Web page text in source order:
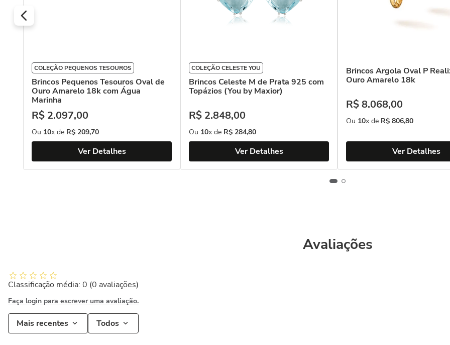
COLEÇÃO PEQUENOS TESOUROS
Brincos Pequenos Tesouros Oval de
Ouro Amarelo 18k com Água
Marinha
R$ 2.097,00
Ou 10x de R$ 209,70
Ver Detalhes
COLEÇÃO CELESTE YOU
Brincos Celeste M de Prata 925 com
Topázios (You by Maxior)
R$ 2.848,00
Ou 10x de R$ 284,80
Ver Detalhes
Brincos Argola Oval P
Ouro Amarelo 18k
R$8.068,00
Ou 10x de R$ 806,80
Ver Detalhes
Avaliações
Classificação média: 0 (0 avaliações)
Faça login para escrever uma avaliação.
Mais recentes Todos